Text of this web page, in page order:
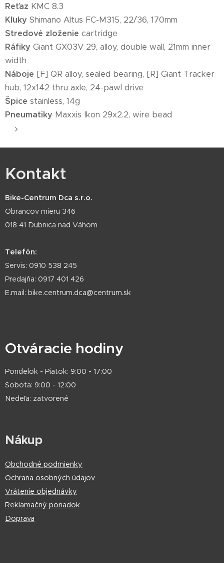
Reťaz KMC 8.3
Kľuky Shimano Altus FC-M315, 22/36, 170mm
Stredové zloženie cartridge
Ráfiky Giant GX03V 29, alloy, double wall, 21mm inner
width
Náboje [F] QR alloy, sealed bearing, [R] Giant Tracker
hub, 12x142 thru axle, 24-pawl drive
Špice stainless, 14g
Pneumatiky Maxxis Ikon 29x2.2, wire bead
Kontakt
Bike-Centrum Dca s.r.o.
Obrancov mieru 346
018 41 Dubnica nad Váhom
Telefón:
Servis: 0910 538 245
Predajňa: 0917 401 426
E.mail: bike.centrum.dca@centrum.sk
Otváracie hodiny
Pondelok - Piatok: 9:00 - 17:00
Sobota: 9:00 - 12:00
Nedeľa: zatvorené
Nákup
Obchodné podmienky
Ochrana osobných údajov
Vrátenie objednávky
Reklamačný poriadok
Doprava